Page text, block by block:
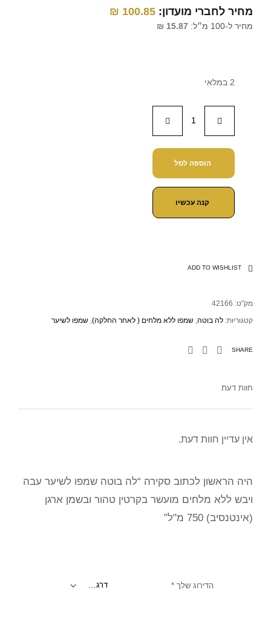
מחיר לחברי מועדון: 100.85
₪
מחיר ל-100 מ״ל: 15.87
₪
2 במלאי
הוספה לסל
קנה עכשיו
ADD TO WISHLIST
מק"ט: 42166
קטגוריות: לה בוטה, שמפו ללא מלחים ( לאחר החלקה), שמפו לשיער
SHARE
חוות דעת
אין עדיין חוות דעת.
היה הראשון לכתוב סקירה “לה בוטה שמפו לשיער עבה
ויבש ללא מלחים מועשר בקרטין טהור ובשמן ארגן
(אינטנסיב) 750 מ"ל”
הדירוג שלך *